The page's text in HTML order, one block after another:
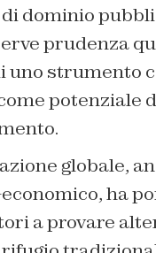
dominio
prudenza
uno strumento
potenziale
globale,
ha
a provare